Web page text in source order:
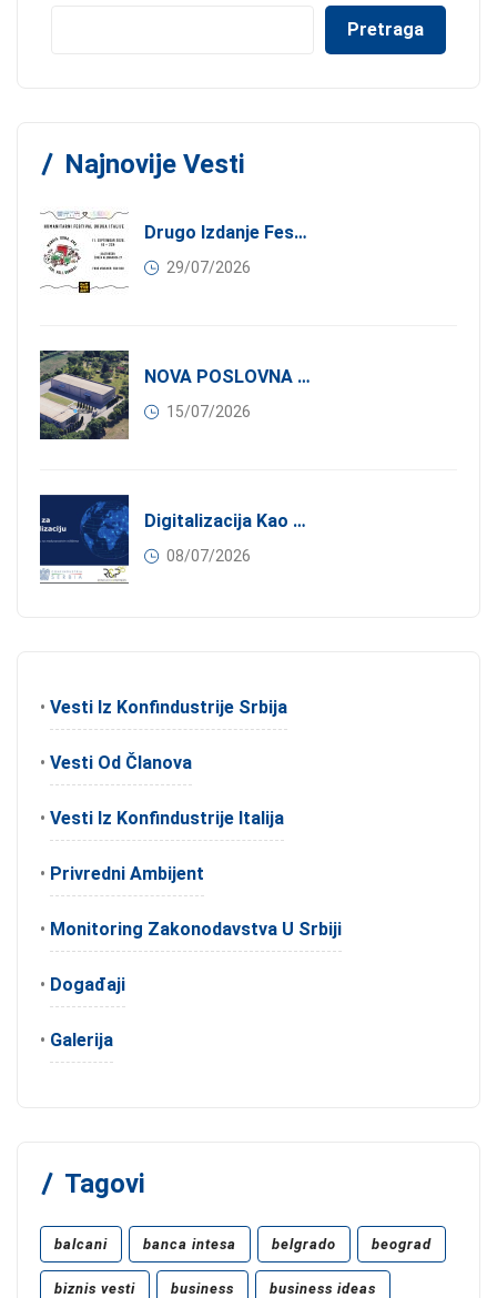
Pretraga
Najnovije Vesti
Drugo Izdanje Festivala JEDI.VOLI.DONIRAJ: Spoj Gastronomije I Solidarnosti
29/07/2026
NOVA POSLOVNA PRILIKA ZA ČLANOVE KONFINDUSTRIJE SRBIJA: Izdavanje Moderne Industrijske Hale U Pančevu – 1.200 M² U Industrijskoj Zoni
15/07/2026
Digitalizacija Kao Pokretač Internacionalizacije
08/07/2026
• Vesti Iz Konfindustrije Srbija
• Vesti Od Članova
• Vesti Iz Konfindustrije Italija
• Privredni Ambijent
• Monitoring Zakonodavstva U Srbiji
• Događaji
• Galerija
Tagovi
balcani banca intesa belgrado beograd
biznis vesti business business ideas